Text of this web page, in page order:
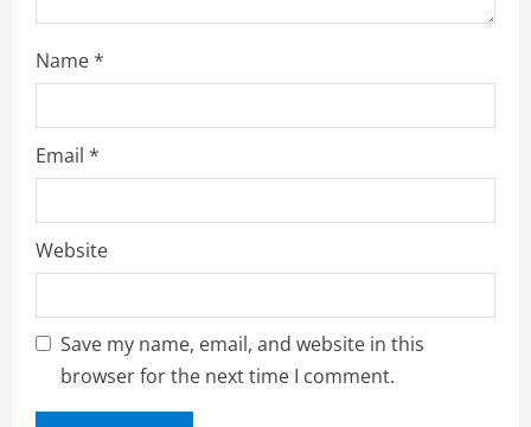
Name*
Email *
Website
Save my name, email, and website in this
browser for the next time I comment.